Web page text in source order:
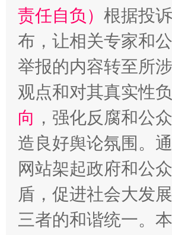
责任自负） 根据投
布，让相关专家和
举报的内容转至所
观点和对其真实性负
向 ，强化反腐和公
造良好舆论氛围。
网站架起政府和公
盾，促进社会大发
三者的和谐统一。